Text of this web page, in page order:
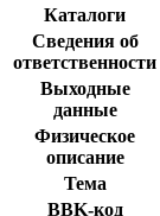
Каталоги
Сведения об
ответственности
Выходные
данные
Физическое
описание
Тема
BBK-код